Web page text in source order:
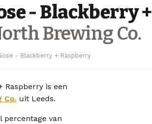
- Blackberry +
Brewing Co.
- Blackberry + Raspberry
Raspberry is een
Co. uit Leeds.
percentage van